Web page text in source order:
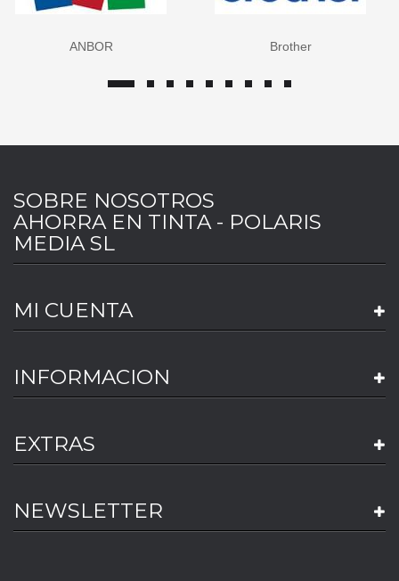
ANBOR Brother
SOBRE NOSOTROS
AHORRA EN TINTA - POLARIS
MEDIA SL
MI CUENTA
INFORMACION
EXTRAS
NEWSLETTER